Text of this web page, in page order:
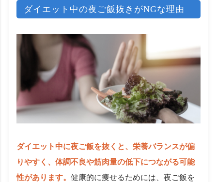
ダイエット中の夜ご飯抜きがNGな理由
ダイエット中に夜ご飯を抜くと、栄養バランスが偏
りやすく、体調不良や筋肉量の低下につながる可能
性があります。健康的に痩せるためには、夜ご飯を